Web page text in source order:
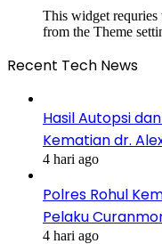
This widget
from the Theme
Recent Tech News
Hasil Autopsi
Kematian dr.
4 hari ago
Polres Rohul
Pelaku
4 hari ago